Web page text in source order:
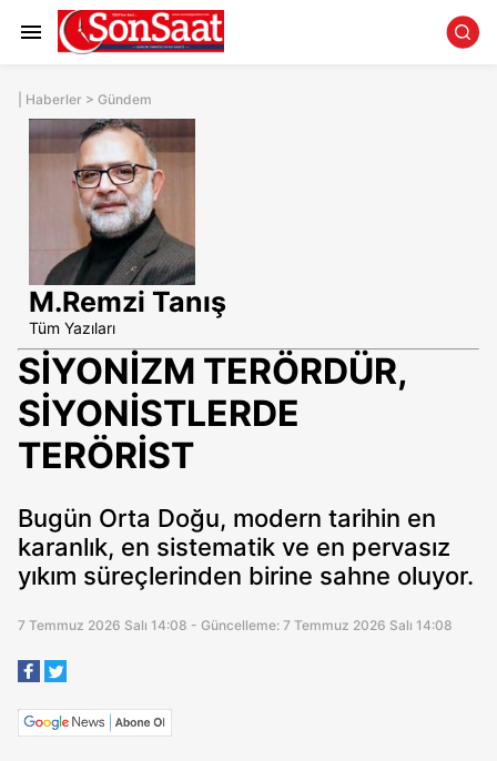
Haberler > Gündem
M.Remzi Tanış
Tüm Yazıları
SİYONİZM TERÖRDÜR,
SİYONİSTLERDE
TERÖRİST
Bugün Orta Doğu, modern tarihin en
karanlık, en sistematik ve en pervasız
yıkım süreçlerinden birine sahne oluyor.
7 Temmuz 2026 Salı 14:08 - Güncelleme: 7 Temmuz 2026 Salı 14:08